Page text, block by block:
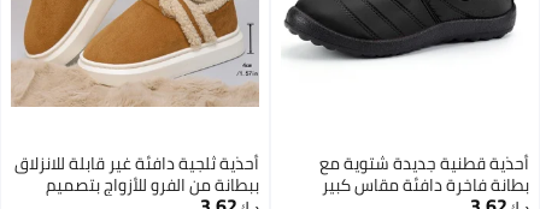
أحذية قطنية جديدة شتوية مع
بطانة فاخرة دافئة مقاس كبير
أحذية ثلجية دافئة غير قابلة للانزلاق
ببطانة من الفرو للأزواج بتصميم